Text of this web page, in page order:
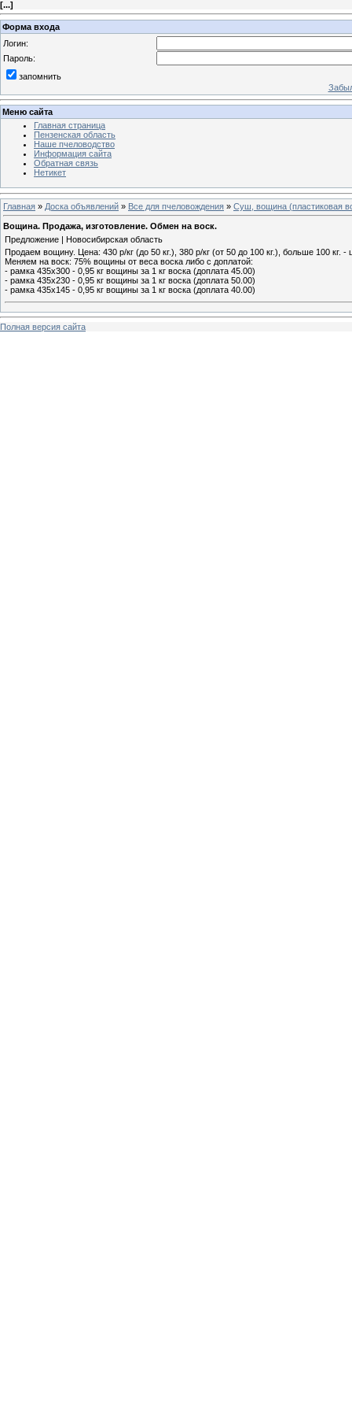
[...]
Форма входа
Логин:
Пароль:
запомнить
Меню сайта
Главная страница
Пензенская область
Наше пчеловодство
Информация сайта
Обратная связь
Нетикет
Главная » Доска объявлений » Все для пчеловождения » Суш, вощина (пластиковая
Вощина. Продажа, изготовление. Обмен на воск.
Предложение | Новосибирская область
Продаем вощину. Цена: 430 р/кг (до 50 кг.), 380 р/кг (от 50 до 100 кг.), больше 100 кг. -
Меняем на воск: 75% вощины от веса воска либо с доплатой:
- рамка 435х300 - 0,95 кг вощины за 1 кг воска (доплата 45.00)
- рамка 435х230 - 0,95 кг вощины за 1 кг воска (доплата 50.00)
- рамка 435х145 - 0,95 кг вощины за 1 кг воска (доплата 40.00)
Полная версия сайта